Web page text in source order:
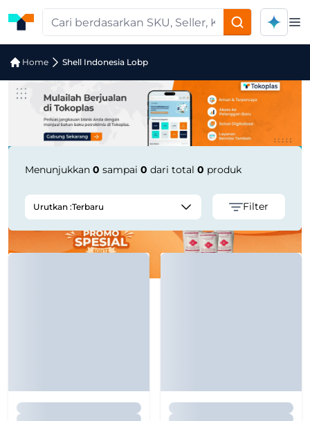
Home Shell Indonesia Lobp
Pencarian Produk "shell-indonesia-
Menunjukkan 0 sampai 0 dari total 0 produk
Urutkan :Terbaru Filter